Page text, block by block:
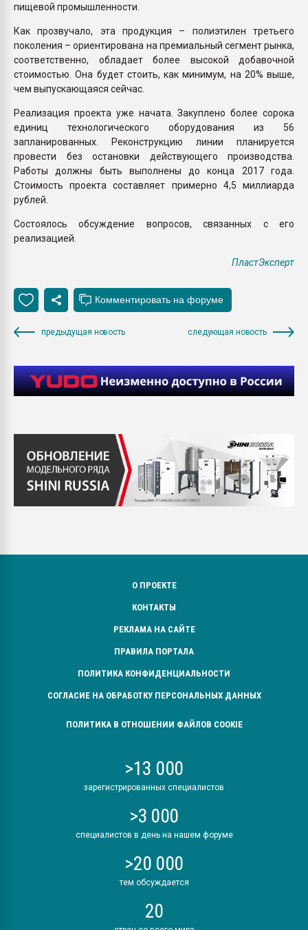
пищевой промышленности.
Как прозвучало, эта продукция – полиэтилен третьего
поколения – ориентирована на премиальный сегмент рынка,
соответственно, обладает более высокой добавочной
стоимостью. Она будет стоить, как минимум, на 20% выше,
чем выпускающаяся сейчас.
Реализация проекта уже начата. Закуплено более сорока
единиц технологического оборудования из 56
запланированных. Реконструкцию линии планируется
провести без остановки действующего производства.
Работы должны быть выполнены до конца 2017 года.
Стоимость проекта составляет примерно 4,5 миллиарда
рублей.
Состоялось обсуждение вопросов, связанных с его
реализацией.
ПластЭксперт
предыдущая новость следующая новость
О ПРОЕКТЕ
КОНТАКТЫ
РЕКЛАМА НА САЙТЕ
ПРАВИЛА ПОРТАЛА
ПОЛИТИКА КОНФИДЕНЦИАЛЬНОСТИ
СОГЛАСИЕ НА ОБРАБОТКУ ПЕРСОНАЛЬНЫХ ДАННЫХ
ПОЛИТИКА В ОТНОШЕНИИ ФАЙЛОВ COOKIE
>13 000
зарегистрированных специалистов
>3 000
специалистов в день на нашем форуме
>20 000
тем обсуждается
20